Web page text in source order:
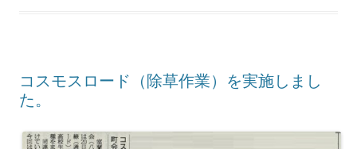
コスモスロード（除草作業）を実施しまし
た。